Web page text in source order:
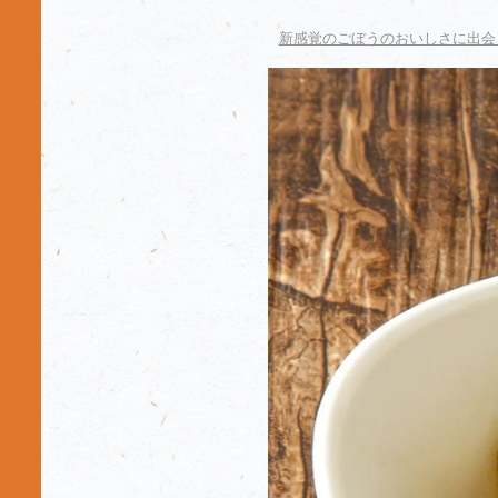
新感覚のごぼうのおいしさに出会